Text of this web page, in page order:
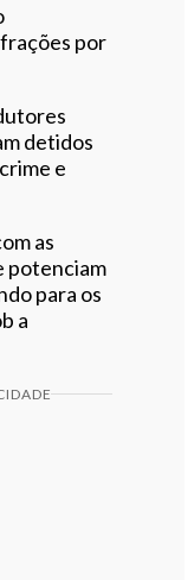
por
detidos
e
as
potenciam
para os
a